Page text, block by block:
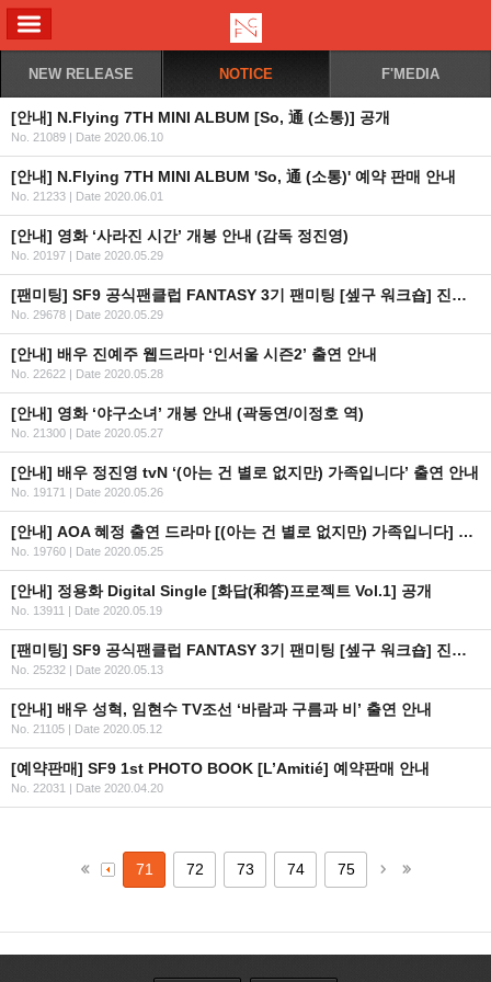
NEW RELEASE NOTICE F'MEDIA
[안내] N.Flying 7TH MINI ALBUM [So, 通 (소통)] 공개
No. 21089 | Date 2020.06.10
[안내] N.Flying 7TH MINI ALBUM 'So, 通 (소통)' 예약 판매 안내
No. 21233 | Date 2020.06.01
[안내] 영화 ‘사라진 시간’ 개봉 안내 (감독 정진영)
No. 20197 | Date 2020.05.29
[팬미팅] SF9 공식팬클럽 FANTASY 3기 팬미팅 [셒구 워크숍] 진행 사항 관련 2차 안내
No. 29678 | Date 2020.05.29
[안내] 배우 진예주 웹드라마 ‘인서울 시즌2’ 출연 안내
No. 22622 | Date 2020.05.28
[안내] 영화 ‘야구소녀’ 개봉 안내 (곽동연/이정호 역)
No. 21300 | Date 2020.05.27
[안내] 배우 정진영 tvN ‘(아는 건 별로 없지만) 가족입니다’ 출연 안내
No. 19171 | Date 2020.05.26
[안내] AOA 혜정 출연 드라마 [(아는 건 별로 없지만) 가족입니다] 방영 일정 안내
No. 19760 | Date 2020.05.25
[안내] 정용화 Digital Single [화답(和答)프로젝트 Vol.1] 공개
No. 13911 | Date 2020.05.19
[팬미팅] SF9 공식팬클럽 FANTASY 3기 팬미팅 [셒구 워크숍] 진행 사항 관련 안내
No. 25232 | Date 2020.05.13
[안내] 배우 성혁, 임현수 TV조선 ‘바람과 구름과 비’ 출연 안내
No. 21105 | Date 2020.05.12
[예약판매] SF9 1st PHOTO BOOK [L’Amitié] 예약판매 안내
No. 22031 | Date 2020.04.20
71 72 73 74 75